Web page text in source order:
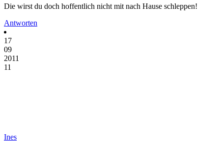
Die wirst du doch hoffentlich nicht mit nach Hause schleppen!
Antworten
17
09
2011
11
Ines